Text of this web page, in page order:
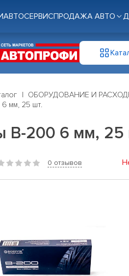
АВТОСЕРВИСПРОДАЖА АВТО
ОБОРУДОВАНИЕ И
мм, 25 шт.
В-200 6 мм, 25
0 отзывов